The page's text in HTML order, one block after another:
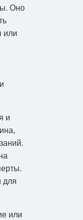
Оно
или
и
для
или